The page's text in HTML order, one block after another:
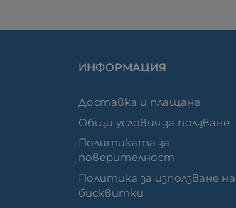
ИНФОРМАЦИЯ
Доставка и плащане
Общи условия за ползване
Политиката за
поверителност
Политика за използване на
бисквитки